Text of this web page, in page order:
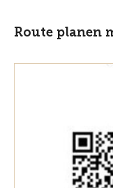
Route planen